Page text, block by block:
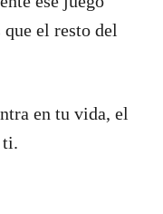
el resto del
en tu vida, el
ti.